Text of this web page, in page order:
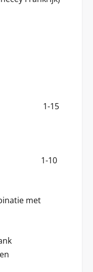
1-15
1-10
met